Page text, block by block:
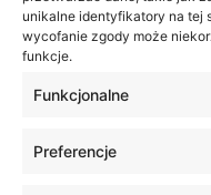
unikalne identyfikatory na tej
wycofanie zgody może
funkcje.
Funkcjonalne
Preferencje
4